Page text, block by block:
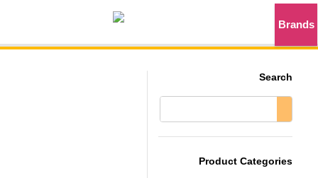
Search
Product Categories
Brands